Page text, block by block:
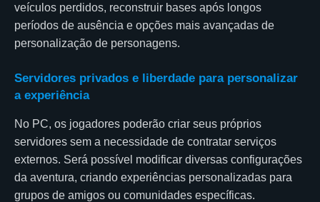
veículos perdidos, reconstruir bases após longos
períodos de ausência e opções mais avançadas de
personalização de personagens.
Servidores privados e liberdade para personalizar
a experiência
No PC, os jogadores poderão criar seus próprios
servidores sem a necessidade de contratar serviços
externos. Será possível modificar diversas configurações
da aventura, criando experiências personalizadas para
grupos de amigos ou comunidades específicas.